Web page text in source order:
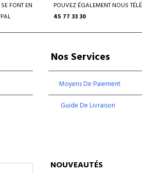
FONT EN
POUVEZ ÉGALEMENT NOUS
45 77 33 30
Nos Services
Moyens De Paiement
Guide De Livraison
NOUVEAUTÉS